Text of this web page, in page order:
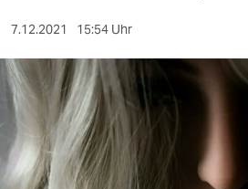
sport
berlin
nord
wahrheit
7.12.2021 15:54 Uhr